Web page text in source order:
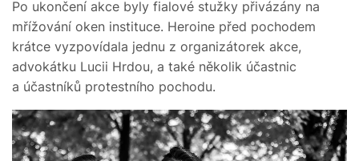
Po ukončení akce byly fialové stužky přivázány na
mřížování oken instituce. Heroine před pochodem
krátce vyzpovídala jednu z organizátorek akce,
advokátku Lucii Hrdou, a také několik účastnic
a účastníků protestního pochodu.